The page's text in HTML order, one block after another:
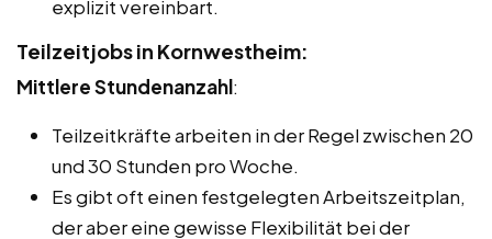
explizit vereinbart.
Teilzeitjobs in Kornwestheim:
Mittlere Stundenanzahl:
Teilzeitkräfte arbeiten in der Regel zwischen 20
und 30 Stunden pro Woche.
Es gibt oft einen festgelegten Arbeitszeitplan,
der aber eine gewisse Flexibilität bei der